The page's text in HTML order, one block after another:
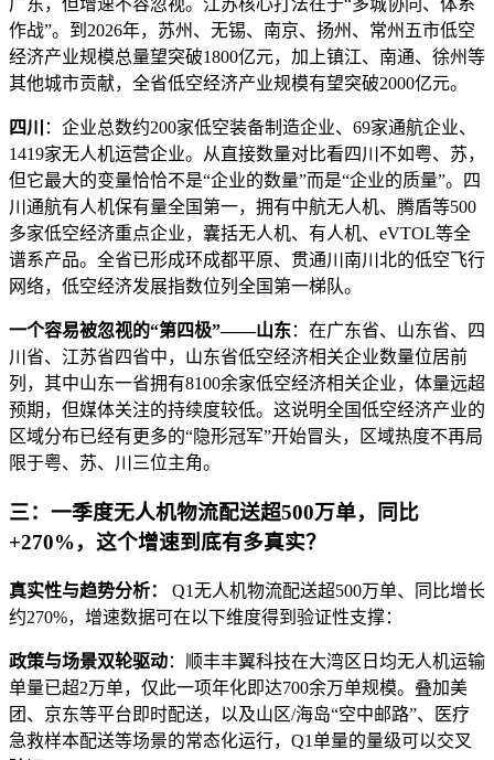
广东，但增速不容忽视。江苏核心打法在于“多城协同、体系
作战”。到2026年，苏州、无锡、南京、扬州、常州五市低空
经济产业规模总量望突破1800亿元，加上镇江、南通、徐州等
其他城市贡献，全省低空经济产业规模有望突破2000亿元。
四川
：企业总数约200家低空装备制造企业、69家通航企业、
1419家无人机运营企业。从直接数量对比看四川不如粤、苏，
但它最大的变量恰恰不是“企业的数量”而是“企业的质量”。四
川通航有人机保有量全国第一，拥有中航无人机、腾盾等500
多家低空经济重点企业，囊括无人机、有人机、eVTOL等全
谱系产品。全省已形成环成都平原、贯通川南川北的低空飞行
网络，低空经济发展指数位列全国第一梯队。
一个容易被忽视的“第四极”——山东：在广东省、山东省、四
川省、江苏省四省中，山东省低空经济相关企业数量位居前
列，其中山东一省拥有8100余家低空经济相关企业，体量远超
预期，但媒体关注的持续度较低。这说明全国低空经济产业的
区域分布已经有更多的“隐形冠军”开始冒头，区域热度不再局
限于粤、苏、川三位主角。
三：一季度无人机物流配送超500万单，同比
+270%，这个增速到底有多真实？
真实性与趋势分析：
Q1无人机物流配送超500万单、同比增长
约270%，增速数据可在以下维度得到验证性支撑：
政策与场景双轮驱动：顺丰丰翼科技在大湾区日均无人机运输
单量已超2万单，仅此一项年化即达700余万单规模。叠加美
团、京东等平台即时配送，以及山区/海岛“空中邮路”、医疗
急救样本配送等场景的常态化运行，Q1单量的量级可以交叉